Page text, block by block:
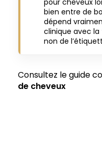
pour cheveux
bien entre de
dépend
clinique avec
non de
Consultez le guide
de cheveux